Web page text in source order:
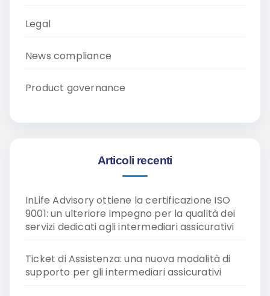
Legal
News compliance
Product governance
Articoli recenti
InLife Advisory ottiene la certificazione ISO
9001: un ulteriore impegno per la qualità dei
servizi dedicati agli intermediari assicurativi
Ticket di Assistenza: una nuova modalità di
supporto per gli intermediari assicurativi